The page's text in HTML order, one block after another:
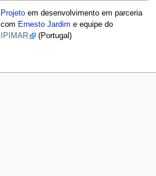
Projetoem desenvolvimento em parceria
com Ernesto Jardim e equipe do
IPIMAR
(Portugal)